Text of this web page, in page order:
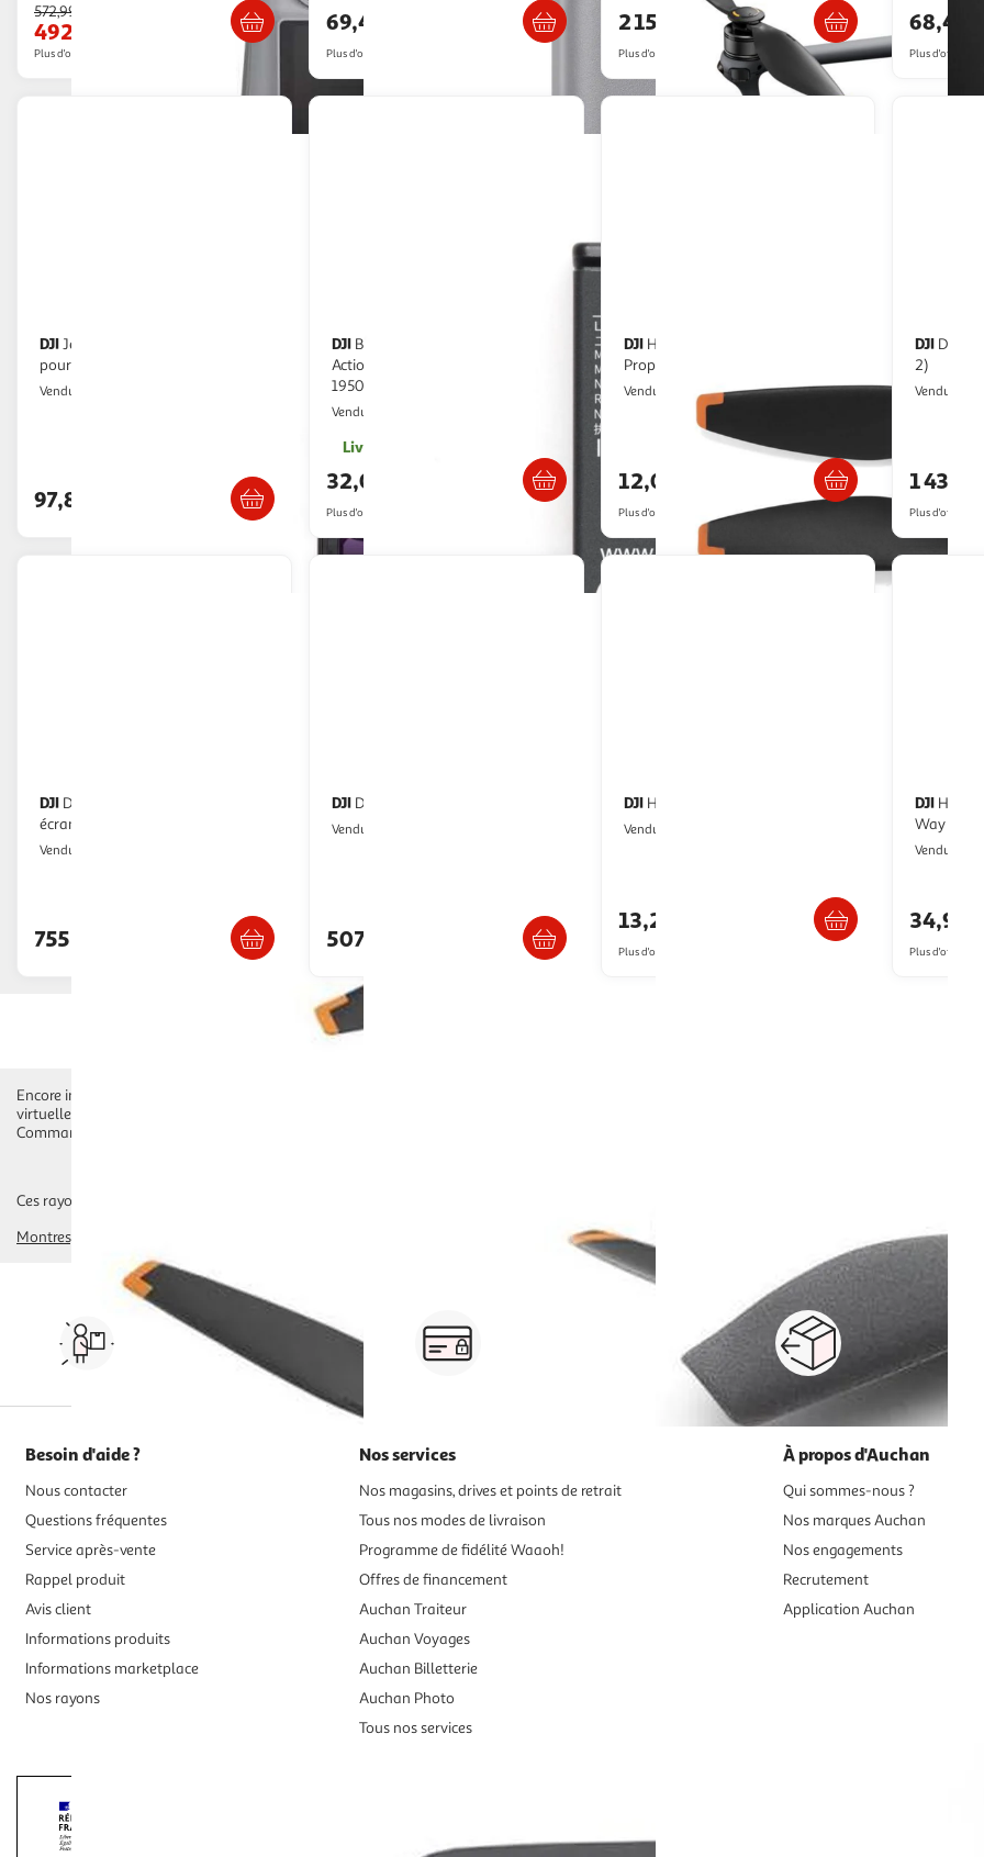
572,99€
492,85€
Plus d'offres à partir de
69,40€
Plus d'offres à partir de
2 158,90€
Plus d'offres à partir de2,260.17€
68,42€
Plus d'offres à
DJI
pour drone DJI Avata 2
Vendu par
97,82€
DJIBatterie caméra sport Osmo
Action Extreme Battery Plus
1950mAh
Vendu par
Livr. ou retrait dès 1/2 semaines
32,00€
Plus d'offres à partir de
DJIHélice drone Mini 5 Pro
Propellers
Vendu par Multishop
Livraison dès 1/2 semaines
12,00€
Plus d'offres à partir de 16.89€
DJI
2)
Vendu par
1
Plus d'offres à
DJI
écran & access
Vendu par
755,46€
DJI Drone Mini 4k Fly more combo
Vendu par
507,21€
DJI Hélice drone Neo Propellers
Vendu par
13,29€
Plus d'offres à partir de
DJI
Way
Vendu par
34,90€
Plus d'offres à
Encore inconnus il y a quelques années, les drones ont aujourd'hui investi jusqu'à nos loisirs. Que vous soyez à la recherche d'un drone pas cher
virtuelle pour faire de la prise de vue professionnelle en 4K ou du vol FPV, vous trouverez dans notre sélection un vaste choix d'appareils. Des
Commandez dès maintenant votre drone et bénéficiez d'une livraison rapide à votre domicile, en point relais, en drive ou dans votre magasin
Ces rayons pourraient également vous intéresser :
Montres, Bracelets Connectés
réalité virtuelle terminal de paiement
Vos courses à domicile, en
drive ou click & collect
pour changer d’avis
Besoin d'aide ?
Nous contacter
Questions fréquentes
Service après-vente
Rappel produit
Avis client
Informations produits
Informations marketplace
Nos rayons
Nos services
Nos magasins, drives et points de retrait
Tous nos modes de livraison
Programme de fidélité Waaoh!
Offres de financement
Auchan Traiteur
Auchan Voyages
Auchan Billetterie
Auchan Photo
Tous nos services
À propos d'Auchan
Qui sommes-nous ?
Nos marques Auchan
Nos engagements
Recrutement
Application Auchan
La preuve de majorité de l'acheteur est exigée au moment de la vente en ligne.